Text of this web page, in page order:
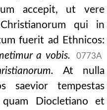
accepit, ut vere
qui in
fuerit ad Ethnicos:
a vobis.
0773A
At nulla
saevior tempestas
Diocletiano et